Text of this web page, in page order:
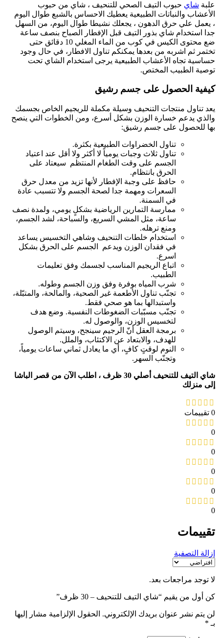
علبة شاي حبوب التيف الصحي للتنحيف ، شاي من حبوب
الأعشاب والنباتات الطبيعية يعطيك الاحساس بالشبع طوال اليوم
، يعمل علي حرق الدهون ، يجعلك نشيطا طوال اليوم، من السهل
جدا استخدام شاي بذور التيف قبل الإفطار الصباح بنصف ساعة
ضع محتوى الكيس في كوب من الماء المغلي 10 دقائق حتى
تختمر ثم اشربه من بعدها يمكنكم تناول الافطار، في حال وجود
حساسية تجاه الأعشاب الطبيعية يرجى استخدام الشاي تحت
توصية الطبيب المختص.
كيفية الحصول على جسم رشيق
يعد تناول منتجات التنحيف وسيلة مكملة للريجيم الخاص بجسمك
والذي يدعم خسارة الوزن بشكل أسرع، ومن الخطوات التي ينصح
بها للحصول على جسم رشيق:
تناول الخضراوات الطبيعية بكثرة.
تناول ثلاث وجبات يومياً لا أكثر ولا أقل عند اعتياد
الجسم على وقت الطغام المنتظم سيعتاد على
الحرق بانتظام.
حافظ على وجبة الإفطار لأنها تزيد من معدل حرق
السعرات ومهمة جدا لصحة الجسم ولا تتسبب عادة
في السمنة.
ممارسة التمارين الرياضية بشكلٍ يومي، ولمدة نصف
ساعة، مثل المشي السريع، والسباحة، لشد الجسم،
ومنع ترهله.
استخدام خلطات التنحيف وشاهي التخسيس يساعد
في فقدان الوزن ويدعم الجسم على الحرق بشكل
اسرع.
اتباع الريجيم المناسب لجسمك وفق تعليمات
الطبيب.
شرب المياه بوفرة وفق وزن الجسم وطوله.
تجنّب تناول الأطعمة غير الصحية، والمالحة، والمتبّلة،
واستبدالها بما هو صحي فقط.
تجنّب مسبّبات الضغوطات النفسية. وضع هدف
لتخسيس الوزن، والوصول له.
برمجة العقل أنّ الرجيم سينجح، وسيتم الوصول
للهدف، والابتعاد عن الاكتئاب، والملل.
النوم لوقتٍ كافٍ، أي ما يعادل ثماني ساعات يومياً،
وتجنّب السهر.
شاي التيف للتنحيف أصلي 30 ظرف ، اطلب الآن من قصر الباشا
إلى منزلك
0 تقييمات
0
0
0
0
0
تقييمات
إزالة التصفية
لا توجد مراجعات بعد.
كن أول من يقيم “شاي التيف للتنحيف – 30 ظرف”
لن يتم نشر عنوان بريدك الإلكتروني. الحقول الإلزامية مشار إليها
بـ *